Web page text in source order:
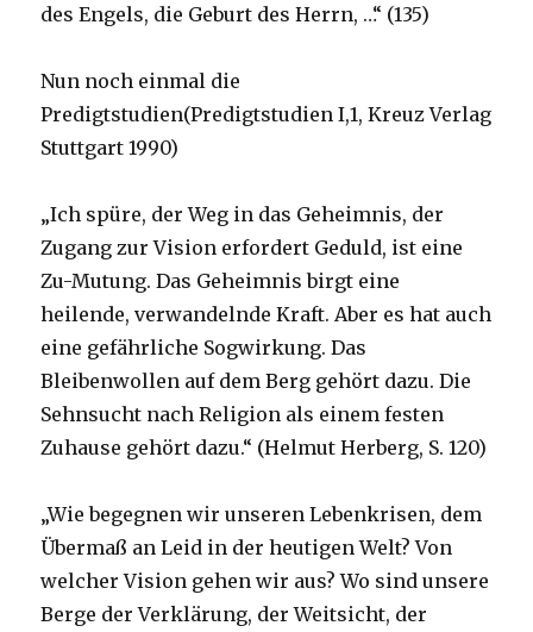
des Engels, die Geburt des Herrn, …“ (135)
Nun noch einmal die
Predigtstudien(Predigtstudien I,1, Kreuz Verlag
Stuttgart 1990)
„Ich spüre, der Weg in das Geheimnis, der
Zugang zur Vision erfordert Geduld, ist eine
Zu-Mutung. Das Geheimnis birgt eine
heilende, verwandelnde Kraft. Aber es hat auch
eine gefährliche Sogwirkung. Das
Bleibenwollen auf dem Berg gehört dazu. Die
Sehnsucht nach Religion als einem festen
Zuhause gehört dazu.“ (Helmut Herberg, S. 120)
„Wie begegnen wir unseren Lebenkrisen, dem
Übermaß an Leid in der heutigen Welt? Von
welcher Vision gehen wir aus? Wo sind unsere
Berge der Verklärung, der Weitsicht, der